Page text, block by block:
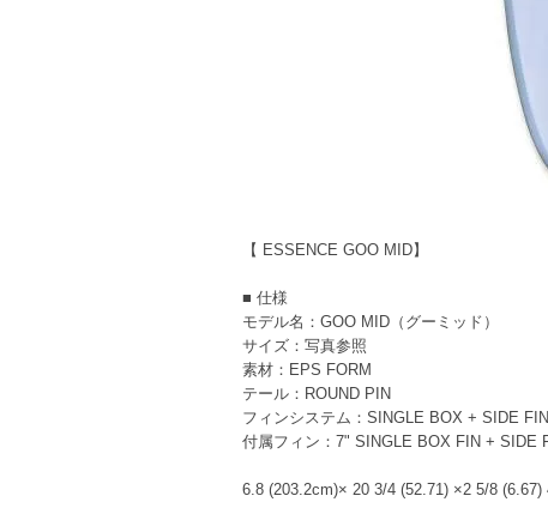
【 ESSENCE GOO MID】
■ 仕様
モデル名：GOO MID（グーミッド）
サイズ：写真参照
素材：EPS FORM
テール：ROUND PIN
フィンシステム：SINGLE BOX + SIDE FIN
付属フィン：7" SINGLE BOX FIN + SIDE
6.8 (203.2cm)× 20 3/4 (52.71) ×2 5/8 (6.67)